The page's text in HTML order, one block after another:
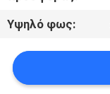
ΜΙΑ
ΠΡΟΣΦΟΡΆ
Υψηλό φως: